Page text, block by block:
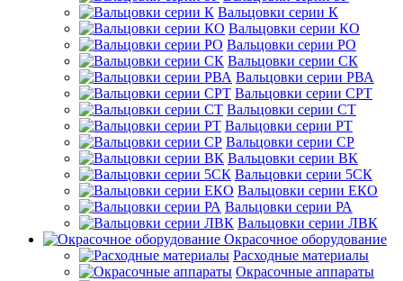
Вальцовки серии К
Вальцовки серии КО
Вальцовки серии РО
Вальцовки серии СК
Вальцовки серии РВА
Вальцовки серии СРТ
Вальцовки серии СТ
Вальцовки серии РТ
Вальцовки серии СР
Вальцовки серии ВК
Вальцовки серии 5СК
Вальцовки серии ЕКО
Вальцовки серии РА
Вальцовки серии ЛВК
Окрасочное оборудование
Расходные материалы
Окрасочные аппараты